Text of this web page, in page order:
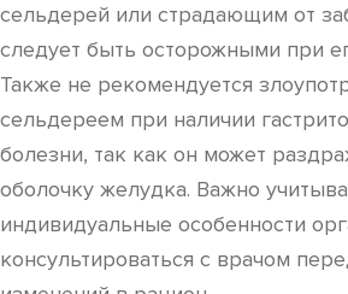
сельдерей или страдающим от
следует быть осторожными при
Также не рекомендуется
сельдереем при наличии
болезни, так как он может
оболочку желудка. Важно
индивидуальные особенности
консультироваться с врачом